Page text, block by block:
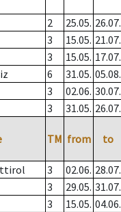
2 25.05. 26.07.
3 15.05. 21.07.
3 15.05. 17.07.
6 31.05. 05.08.
3 02.06. 30.07.
3 31.05. 26.07.
TM from to
3 02.06. 28.07.
3 29.05. 31.07.
3 15.05. 04.06.